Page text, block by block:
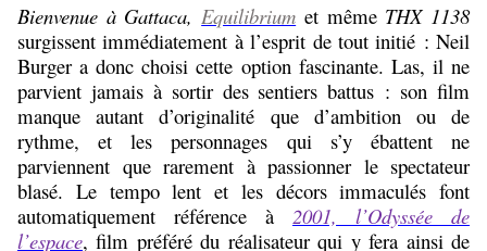
Bienvenue à Gattaca, Equilibrium et même THX 1138
surgissent immédiatement à l’esprit de tout initié : Neil
Burger a donc choisi cette option fascinante. Las, il ne
parvient jamais à sortir des sentiers battus : son film
manque autant d’originalité que d’ambition ou de
rythme, et les personnages qui s’y ébattent ne
parviennent que rarement à passionner le spectateur
blasé. Le tempo lent et les décors immaculés font
automatiquement référence à 2001, l’Odyssée de
l’espace, film préféré du réalisateur qui y fera ainsi de